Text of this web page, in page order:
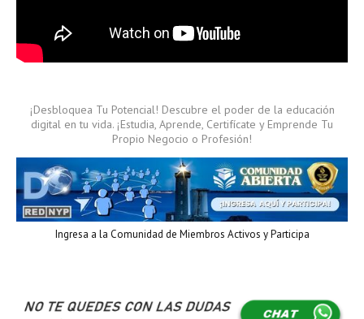
¡Desbloquea Tu Potencial! Descubre el poder de la educación
digital en tu vida. ¡Estudia, Aprende, Certifícate y Emprende Tu
Propio Negocio o Profesión!
Ingresa a la Comunidad de Miembros Activos y Participa